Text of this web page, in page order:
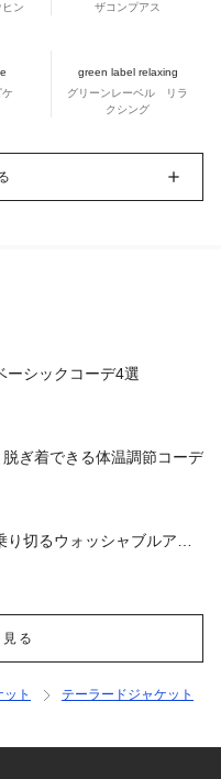
ン
ザコンプアス
green label relaxing
グリーンレーベル リラ
クシング
ーシックコーデ4選
ぎ着できる体温調節コーデ
切るウォッシャブルアイ
る
ット
テーラードジャケット